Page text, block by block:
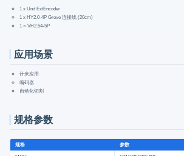
1 x Unit ExtEncoder
1 x HY2.0-4P Grove 连接线 (20cm)
1 × VH2.54-5P
应用场景
计米应用
编码器
自动化切割
规格参数
规格 参数